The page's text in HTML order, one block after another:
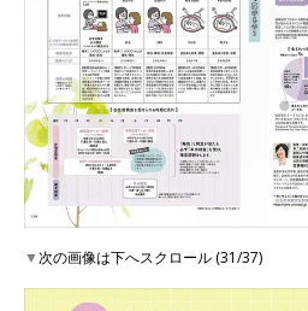
▼次の画像は下へスクロール (31/37)